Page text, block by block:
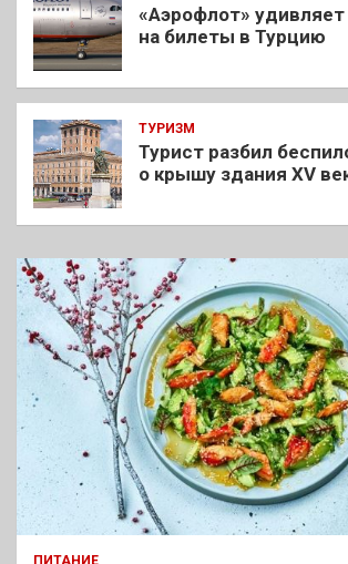
«Аэрофлот»
на билеты в Турцию
ТУРИЗМ
Турист разбил
о крышу здания XV